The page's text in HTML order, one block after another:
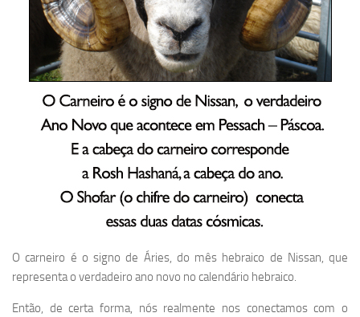
O carneiro é o signo de Áries, do mês hebraico de Nissan, que
representa o verdadeiro ano novo no calendário hebraico.
Então, de certa forma, nós realmente nos conectamos com o